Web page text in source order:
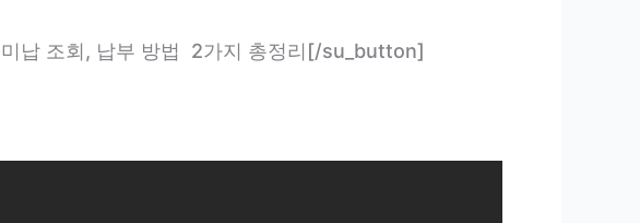
납 조회, 납부 방법 2가지 총정리[/su_button]